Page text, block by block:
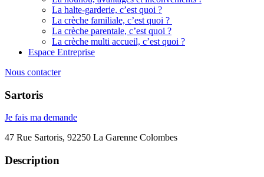
La halte-garderie, c’est quoi ?
La crèche familiale, c’est quoi ?
La crèche parentale, c’est quoi ?
La crèche multi accueil, c’est quoi ?
Espace Entreprise
Nous contacter
Sartoris
Je fais ma demande
47 Rue Sartoris, 92250 La Garenne Colombes
Description